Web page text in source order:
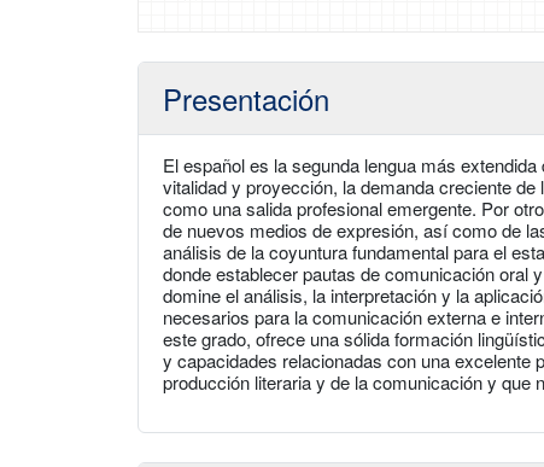
Presentación
El español es la segunda lengua más
vitalidad y proyección, la demanda creciente
como una salida profesional emergente. Por
de nuevos medios de expresión, así como de
análisis de la coyuntura fundamental para el
donde establecer pautas de comunicación oral
domine el análisis, la interpretación y la
necesarios para la comunicación externa e
este grado, ofrece una sólida formación
y capacidades relacionadas con una excelente
producción literaria y de la comunicación y que